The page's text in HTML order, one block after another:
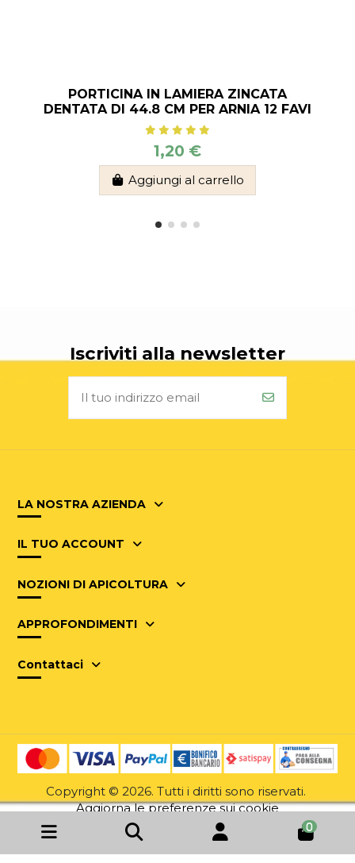
0
PORTICINA IN LAMIERA ZINCATA
DENTATA DI 44.8 CM PER ARNIA 12 FAVI
1,20 €
Aggiungi al carrello
Iscriviti alla newsletter
LA NOSTRA AZIENDA
IL TUO ACCOUNT
NOZIONI DI APICOLTURA
APPROFONDIMENTI
Contattaci
Copyright © 2026. Tutti i diritti sono riservati.
Aggiorna le preferenze sui cookie